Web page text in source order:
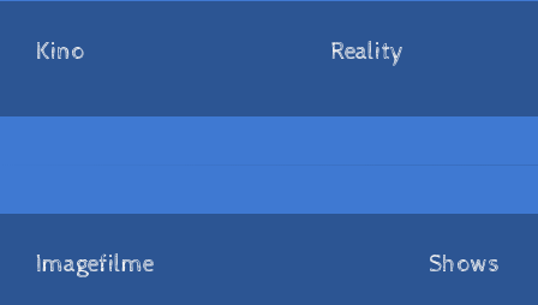
Kino Reality
Imagefilme Shows